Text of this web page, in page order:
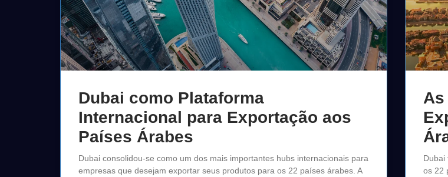
Dubai como Plataforma
Internacional para Exportação aos
Países Árabes
Dubai consolidou-se como um dos mais importantes hubs internacionais para
empresas que desejam exportar seus produtos para os 22 países árabes. A
Dubai
os 22